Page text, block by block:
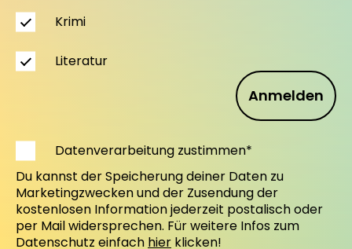
Anmelden
Krimi
Literatur
Datenverarbeitung zustimmen*
Du kannst der Speicherung deiner Daten zu
Marketingzwecken und der Zusendung der
kostenlosen Information jederzeit postalisch oder
per Mail widersprechen. Für weitere Infos zum
Datenschutz einfach hier klicken!